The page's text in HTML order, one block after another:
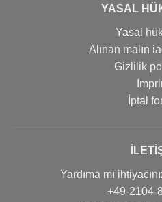
YASAL
Yasal
Alınan malın
Gizlilik
İptal
Yardıma mı
+49-2104-